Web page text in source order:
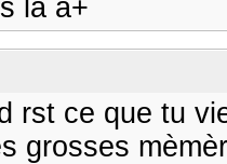
la a+
rst ce que tu
grosses